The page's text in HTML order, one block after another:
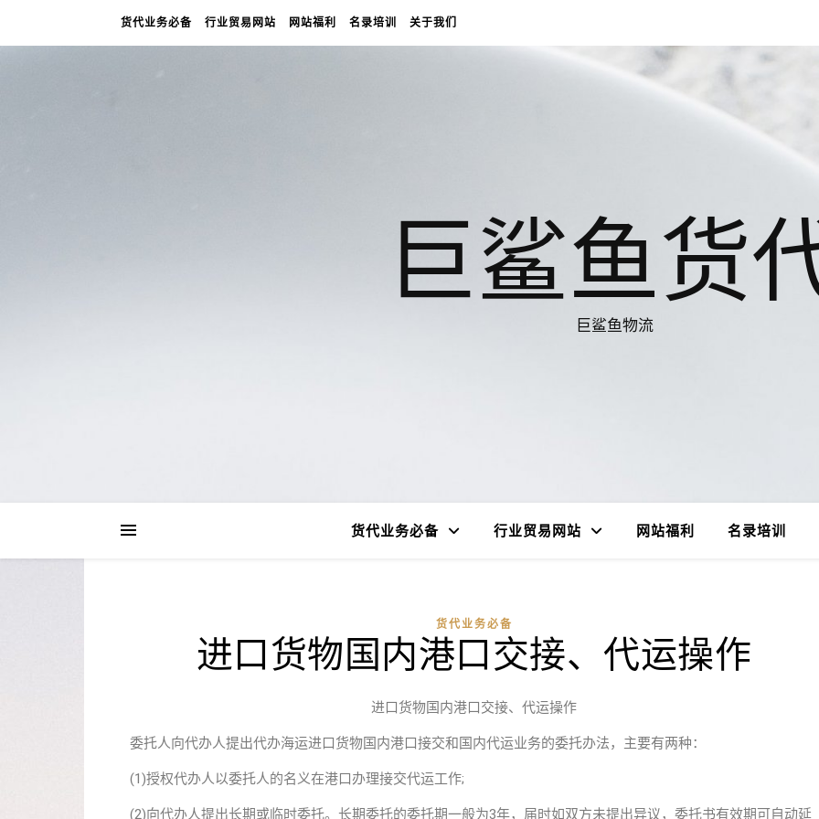
货代业务必备 行业贸易网站 网站福利 名录培训 关于我们
巨鲨鱼货
巨鲨鱼物流
货代业务必备 行业贸易网站 网站福利 名录培训
货代业务必备
进口货物国内港口交接、代运操作
进口货物国内港口交接、代运操作
委托人向代办人提出代办海运进口货物国内港口接交和国内代运业务的委托办法，主要有两种：
(1)授权代办人以委托人的名义在港口办理接交代运工作;
(2)向代办人提出长期或临时委托。长期委托的委托期一般为3年，届时如双方未提出异议，委托书有效期可自动延